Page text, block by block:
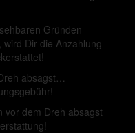
Gründen
Dir die Anzahlung
absagst…
vor dem Dreh absagst